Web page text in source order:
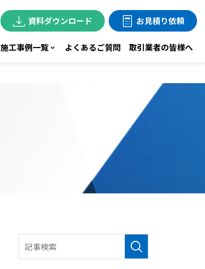
施工事例一覧 よくあるご質問 取引業者の皆様へ
資料ダウンロード お見積り依頼